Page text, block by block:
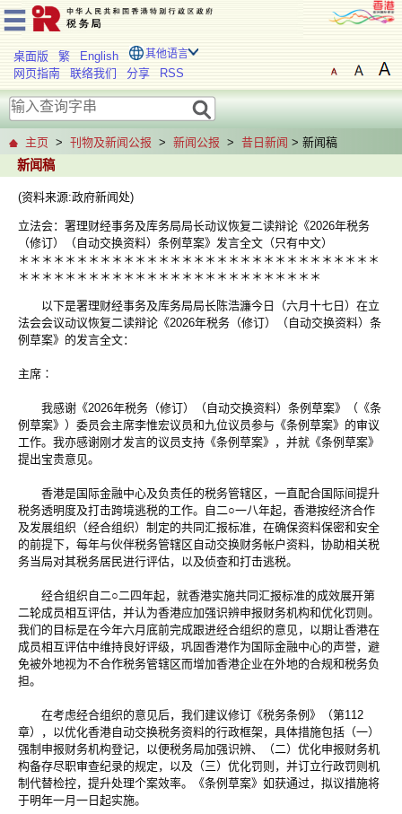
桌面版 繁 English 其他语言
网页指南 联络我们 分享 RSS
主页 > 刊物及新闻公报 > 新闻公报 > 昔日新闻 > 新闻稿
新闻稿
(资料来源:政府新闻处)
立法会：署理财经事务及库务局局长动议恢复二读辩论《2026年税务
（修订）（自动交换资料）条例草案》发言全文（只有中文）
＊＊＊＊＊＊＊＊＊＊＊＊＊＊＊＊＊＊＊＊＊＊＊＊＊＊＊＊＊＊＊
＊＊＊＊＊＊＊＊＊＊＊＊＊＊＊＊＊＊＊＊＊＊＊＊＊＊
以下是署理财经事务及库务局局长陈浩濂今日（六月十七日）在立
法会会议动议恢复二读辩论《2026年税务（修订）（自动交换资料）条
例草案》的发言全文：
主席∶
我感谢《2026年税务（修订）（自动交换资料）条例草案》（《条
例草案》）委员会主席李惟宏议员和九位议员参与《条例草案》的审议
工作。我亦感谢刚才发言的议员支持《条例草案》，并就《条例草案》
提出宝贵意见。
香港是国际金融中心及负责任的税务管辖区，一直配合国际间提升
税务透明度及打击跨境逃税的工作。自二○一八年起，香港按经济合作
及发展组织（经合组织）制定的共同汇报标准，在确保资料保密和安全
的前提下，每年与伙伴税务管辖区自动交换财务帐户资料，协助相关税
务当局对其税务居民进行评估，以及侦查和打击逃税。
经合组织自二○二四年起，就香港实施共同汇报标准的成效展开第
二轮成员相互评估，并认为香港应加强识辨申报财务机构和优化罚则。
我们的目标是在今年六月底前完成跟进经合组织的意见，以期让香港在
成员相互评估中维持良好评级，巩固香港作为国际金融中心的声誉，避
免被外地视为不合作税务管辖区而增加香港企业在外地的合规和税务负
担。
在考虑经合组织的意见后，我们建议修订《税务条例》（第112
章），以优化香港自动交换税务资料的行政框架，具体措施包括（一）
强制申报财务机构登记，以便税务局加强识辨、（二）优化申报财务机
构备存尽职审查纪录的规定，以及（三）优化罚则，并订立行政罚则机
制代替检控，提升处理个案效率。《条例草案》如获通过，拟议措施将
于明年一月一日起实施。